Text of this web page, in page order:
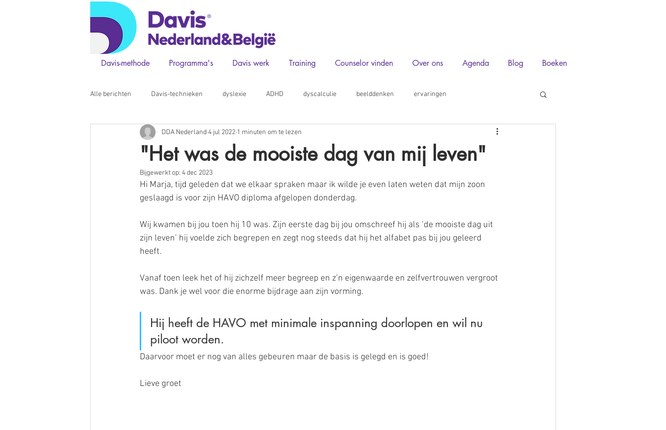
Davis-methode Programma's Davis werk Training Counselor vinden Over ons Agenda Blog Boeken
Alle berichten Davis-technieken dyslexie ADHD dyscalculie beelddenken ervaringen
counselor van de week
"Het was de mooiste dag van mij leven"
DDA Nederland4 jul 2022 1 minuten om te lezen
Bijgewerkt op: 4 dec 2023
Hi Marja, tijd geleden dat we elkaar spraken maar ik wilde je even laten weten dat mijn zoon
geslaagd is voor zijn HAVO diploma afgelopen donderdag.
Wij kwamen bij jou toen hij 10 was. Zijn eerste dag bij jou omschreef hij als ‘de mooiste dag uit
zijn leven’ hij voelde zich begrepen en zegt nog steeds dat hij het alfabet pas bij jou geleerd
heeft.
Vanaf toen leek het of hij zichzelf meer begreep en z’n eigenwaarde en zelfvertrouwen vergroot
was. Dank je wel voor die enorme bijdrage aan zijn vorming.
Hij heeft de HAVO met minimale inspanning doorlopen en wil nu
piloot worden.
Daarvoor moet er nog van alles gebeuren maar de basis is gelegd en is goed!
Lieve groet